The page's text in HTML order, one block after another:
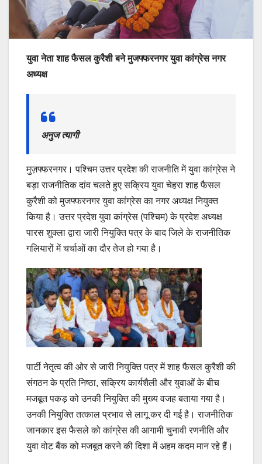
युवा नेता शाह फैसल कुरैशी बने मुजफ्फरनगर युवा कांग्रेस नगर
अध्यक्ष
अनुज त्यागी
मुज़फ्फरनगर। पश्चिम उत्तर प्रदेश की राजनीति में युवा कांग्रेस ने
बड़ा राजनीतिक दांव चलते हुए सक्रिय युवा चेहरा शाह फैसल
कुरैशी को मुजफ्फरनगर युवा कांग्रेस का नगर अध्यक्ष नियुक्त
किया है। उत्तर प्रदेश युवा कांग्रेस (पश्चिम) के प्रदेश अध्यक्ष
पारस शुक्ला द्वारा जारी नियुक्ति पत्र के बाद जिले के राजनीतिक
गलियारों में चर्चाओं का दौर तेज हो गया है।
पार्टी नेतृत्व की ओर से जारी नियुक्ति पत्र में शाह फैसल कुरैशी की
संगठन के प्रति निष्ठा, सक्रिय कार्यशैली और युवाओं के बीच
मजबूत पकड़ को उनकी नियुक्ति की मुख्य वजह बताया गया है।
उनकी नियुक्ति तत्काल प्रभाव से लागू कर दी गई है। राजनीतिक
जानकार इस फैसले को कांग्रेस की आगामी चुनावी रणनीति और
युवा वोट बैंक को मजबूत करने की दिशा में अहम कदम मान रहे हैं।